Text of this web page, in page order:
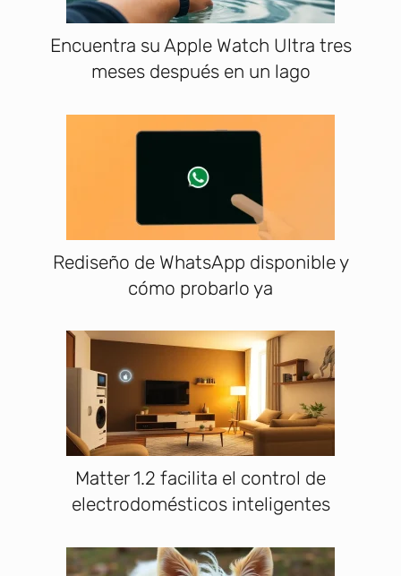
Encuentra su Apple Watch Ultra tres
meses después en un lago
Rediseño de WhatsApp disponible y
cómo probarlo ya
Matter 1.2 facilita el control de
electrodomésticos inteligentes